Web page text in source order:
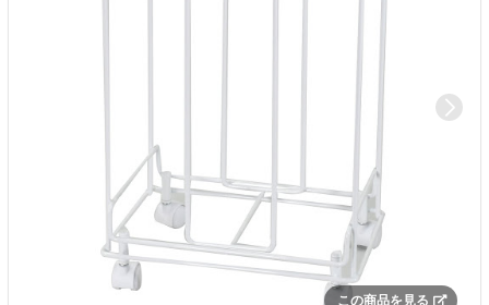
この商品を見る